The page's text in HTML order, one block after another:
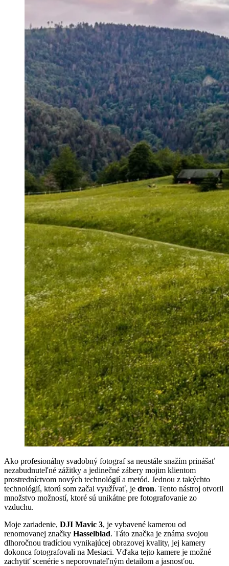
Ako profesionálny svadobný fotograf sa neustále snažím prinášať
nezabudnuteľné zážitky a jedinečné zábery mojim klientom
prostredníctvom nových technológií a metód. Jednou z takýchto
technológií, ktorú som začal využívať, je dron. Tento nástroj otvoril
množstvo možností, ktoré sú unikátne pre fotografovanie zo
vzduchu.
Moje zariadenie, DJI Mavic 3, je vybavené kamerou od
renomovanej značky Hasselblad. Táto značka je známa svojou
dlhoročnou tradíciou vynikajúcej obrazovej kvality, jej kamery
dokonca fotografovali na Mesiaci. Vďaka tejto kamere je možné
zachytiť scenérie s neporovnateľným detailom a jasnosťou.